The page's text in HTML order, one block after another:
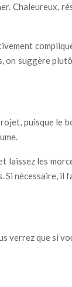
Chaleureux,
suggère
puisque le
les
nécessaire, il
verrez que si